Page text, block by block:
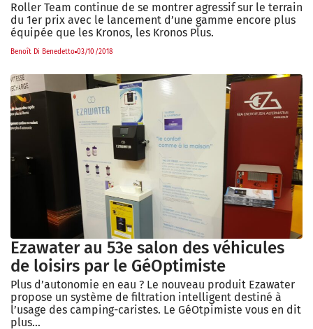
Roller Team continue de se montrer agressif sur le terrain
du 1er prix avec le lancement d’une gamme encore plus
équipée que les Kronos, les Kronos Plus.
Benoît Di Benedetto 03/10/2018
Ezawater au 53e salon des véhicules
de loisirs par le GéOptimiste
Plus d’autonomie en eau ? Le nouveau produit Ezawater
propose un système de filtration intelligent destiné à
l’usage des camping-caristes. Le GéOtpimiste vous en dit
plus…